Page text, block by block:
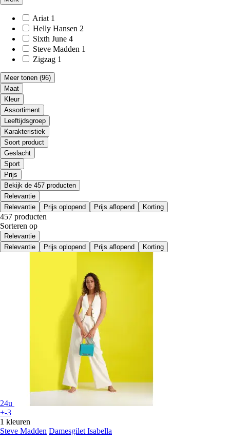
Ariat 1
Helly Hansen 2
Sixth June 4
Steve Madden 1
Zigzag 1
Meer tonen (96)
Maat
Kleur
Assortiment
Leeftijdsgroep
Karakteristiek
Soort product
Geslacht
Sport
Prijs
Bekijk de 457 producten
Relevantie
Relevantie
Prijs oplopend Prijs aflopend Korting
457 producten
Sorteren op
Relevantie
Relevantie
Prijs oplopend Prijs aflopend Korting
24u
+-3
1 kleuren
Steve Madden Damesgilet Isabella